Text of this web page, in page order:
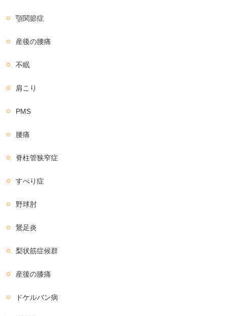
顎関節症
産後の腰痛
不眠
肩こり
PMS
腰痛
脊柱管狭窄症
すべり症
野球肘
鵞足炎
梨状筋症候群
産後の膝痛
ドケルバン病